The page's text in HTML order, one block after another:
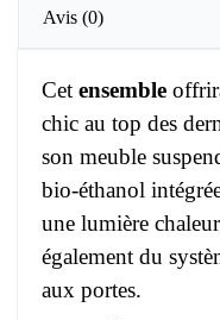
Avis (0)
Cet ensemble
chic au top des
son meuble
bio-éthanol
une lumière
également du
aux portes.